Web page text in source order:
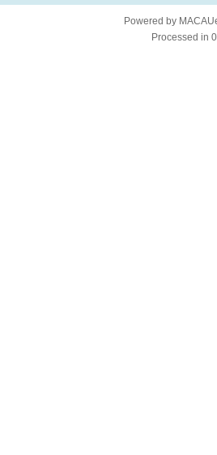
Powered by
Processed in